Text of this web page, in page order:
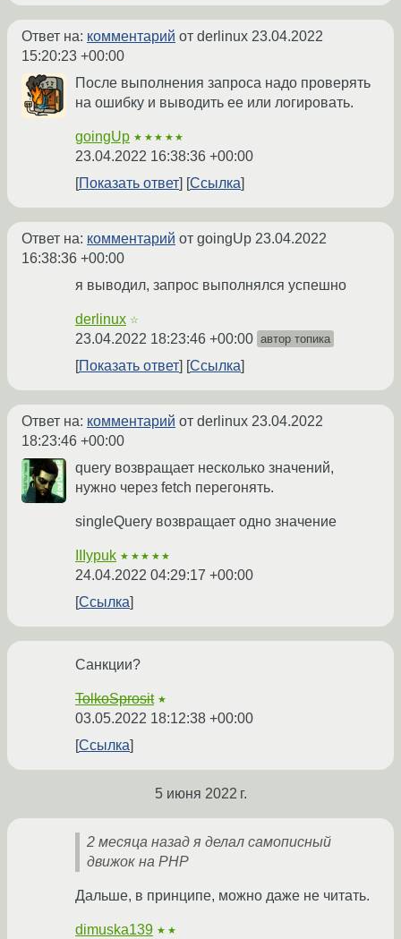
Ответ на: комментарий от derlinux 23.04.2022
15:20:23 +00:00
После выполнения запроса надо проверять
на ошибку и выводить ее или логировать.
goingUp ★★★★★
23.04.2022 16:38:36 +00:00
Показать ответ
Ссылка
Ответ на: комментарий от goingUp 23.04.2022
16:38:36 +00:00
я выводил, запрос выполнялся успешно
derlinux ☆
23.04.2022 18:23:46 +00:00 автор топика
Показать ответ Ссылка
Ответ на: комментарий от derlinux 23.04.2022
18:23:46 +00:00
query возвращает несколько значений,
нужно через fetch перегонять.
singleQuery возвращает одно значение
IIIypuk ★★★★★
24.04.2022 04:29:17 +00:00
Ссылка
Санкции?
TolkoSprosit ★
03.05.2022 18:12:38 +00:00
Ссылка
5 июня 2022 г.
2 месяца назад я делал самописный
движок на PHP
Дальше, в принципе, можно даже не читать.
dimuska139 ★★